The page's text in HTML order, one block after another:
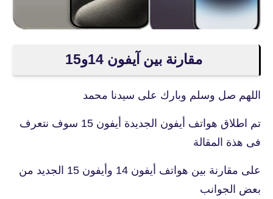
مقارنة بين آيفون 14و15
اللهم صل وسلم وبارك على سيدنا محمد
تم اطلاق هواتف أيفون الجديدة أيفون 15 سوف نتعرف
فى هذة المقالة
على مقارنة بين هواتف أيفون 14 وأيفون 15 الجديد من
بعض الجوانب